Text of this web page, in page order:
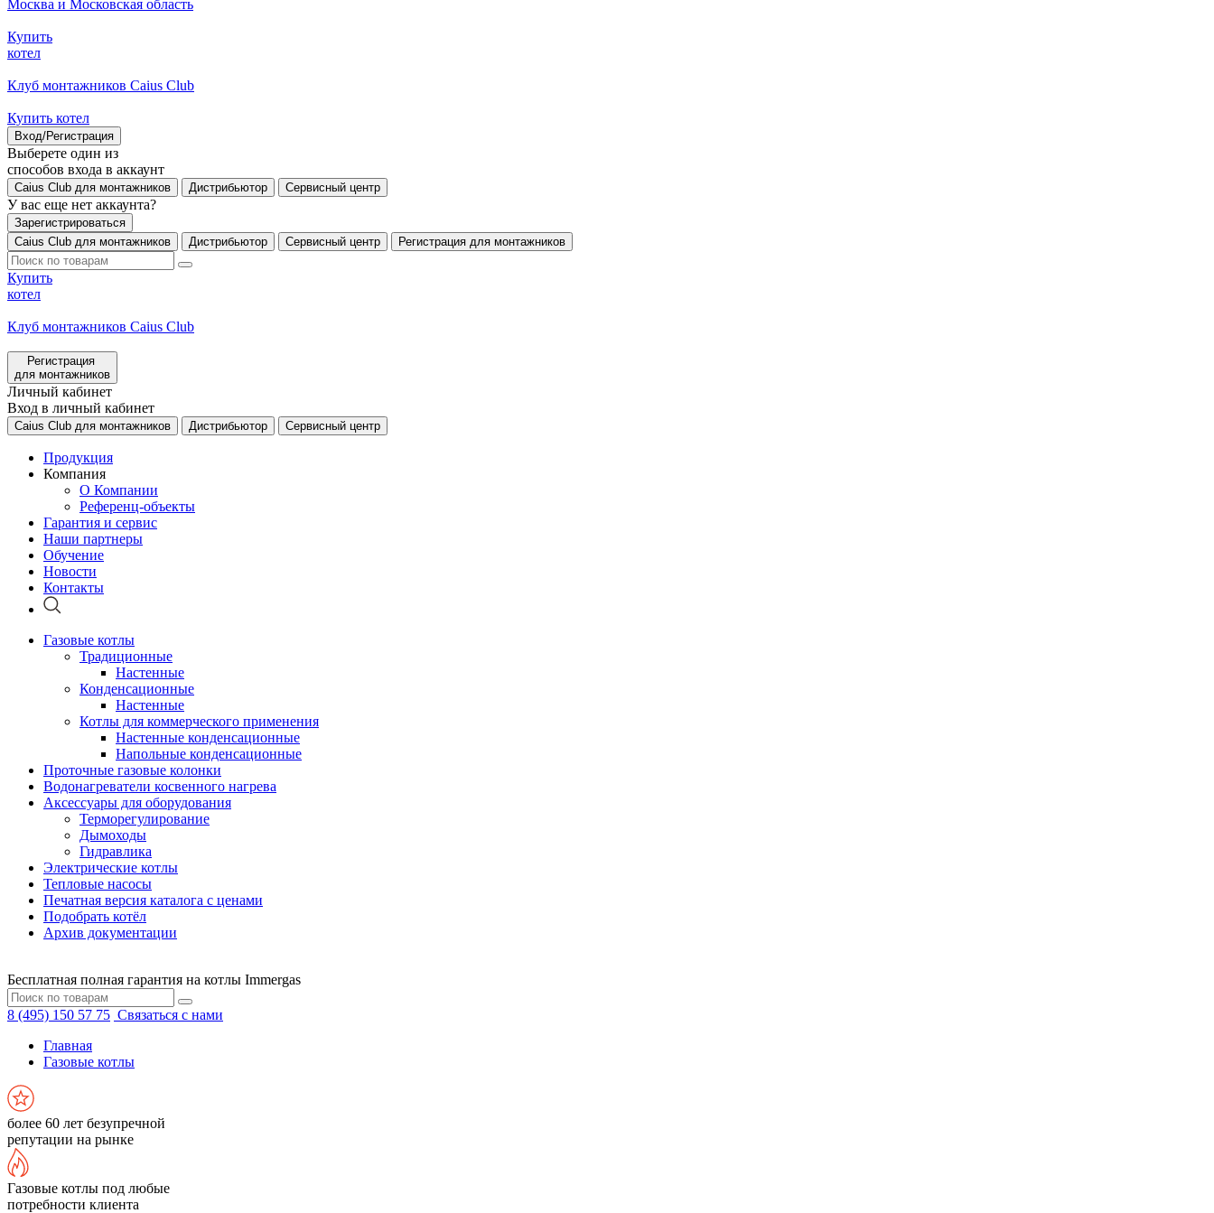
Москва и Московская область
Купить
котел
Клуб монтажников Caius Club
Купить котел
Вход/Регистрация
Выберете один из
способов входа в аккаунт
Caius Club для монтажников Дистрибьютор Сервисный центр
У вас еще нет аккаунта?
Зарегистрироваться
Caius Club для монтажников
Дистрибьютор Сервисный центр Регистрация для монтажников
Купить
котел
Клуб монтажников Caius Club
Регистрация
для монтажников
Личный кабинет
Вход в личный кабинет
Caius Club для монтажников Дистрибьютор Сервисный центр
Продукция
Компания
О Компании
Референц-объекты
Гарантия и сервис
Наши партнеры
Обучение
Новости
Контакты
Газовые котлы
Традиционные
Настенные
Конденсационные
Настенные
Котлы для коммерческого применения
Настенные конденсационные
Напольные конденсационные
Проточные газовые колонки
Водонагреватели косвенного нагрева
Аксессуары для оборудования
Терморегулирование
Дымоходы
Гидравлика
Электрические котлы
Тепловые насосы
Печатная версия каталога с ценами
Подобрать котёл
Архив документации
Бесплатная полная гарантия на котлы Immergas
8 (495) 150 57 75 Связаться с нами
Главная
Газовые котлы
более 60 лет безупречной
репутации на рынке
Газовые котлы под любые
потребности клиента